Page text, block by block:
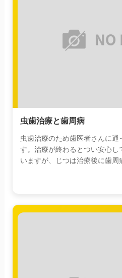
虫歯治療と歯周病
虫歯治療のため歯医者さんに通
す。治療が終わるとつい安心
いますが、じつは治療後に歯周